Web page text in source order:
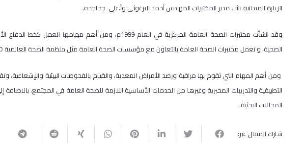
الزيارة الميدانية نائب مدير المختبرات المهندس أحمد البرغوثي وأ.علي جحاجحه.
وقد انشأت مختبرات الصحة العامة المركزية في العام 1999م، ومن
الصحية، و تعمل مختبرات الصحة العامة بالتعاون مع مؤسسات الصحة العامة مثل منظمة الصحة العالمية WHO.
ومن أهم المهام التي تقوم بها مراقبة ورصد الأمراض المعدية، والقيام بالفحوصات البيئية والإشعاعية،
التطبيقية والتدريبات المخبرية وغيرها من الخدمات الأساسية اللازمة للصحة العامة في المجتمع،
المجالات البحثية.
شارك المقال عبر: